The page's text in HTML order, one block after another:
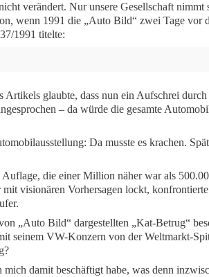
verändert. Nur unsere Gesellschaft nimmt
wenn 1991 die „Auto Bild“ zwei Tage vor
1991 titelte:
Artikels glaubte, dass nun ein Aufschrei
– da würde die gesamte
Da musste es krachen.
die einer Million näher war als
visionären Vorhersagen lockt,
„Auto Bild“ dargestellten „Kat-Betrug“
seinem VW-Konzern von der Weltmarkt-
damit beschäftigt habe, was denn